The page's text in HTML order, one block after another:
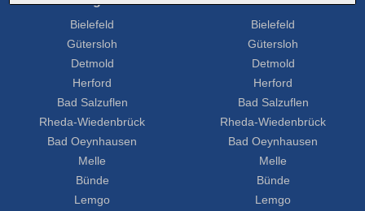
Bielefeld
Gütersloh
Detmold
Herford
Bad Salzuflen
Rheda-Wiedenbrück
Bad Oeynhausen
Melle
Bünde
Lemgo
Bielefeld
Gütersloh
Detmold
Herford
Bad Salzuflen
Rheda-Wiedenbrück
Bad Oeynhausen
Melle
Bünde
Lemgo